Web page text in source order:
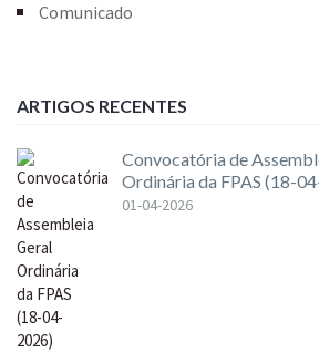
Comunicado
ARTIGOS RECENTES
Convocatória de
Ordinária da FPAS (18-
01-04-2026